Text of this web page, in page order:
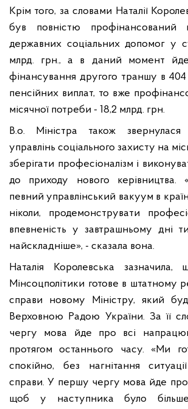
Крім того, за словами Наталії
був повністю
державних соціальних допомог у
млрд. грн., а в даний момент йде
фінансування другого траншу в
пенсійних виплат, то вже
місячної потреби - 18,2 млрд. грн.
В.о. Міністра також звернулася
управлінь соціального захисту на
зберігати професіоналізм і
до приходу нового керівництва.
певний управлінський вакуум в
ніколи, продемонструвати
впевненість у завтрашньому дні
найскладніше», - сказала вона.
Наталія Королевська зазначила,
Мінсоцполітики готове в штатному
справи новому Міністру, який
Верховною Радою України. За її
чергу мова йде про всі
протягом останнього часу. «Ми
спокійно, без нагнітання
справи. У першу чергу мова йде
щоб у наступника було